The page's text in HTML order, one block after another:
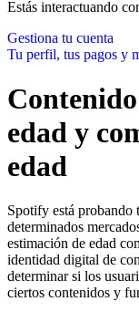
Estás interactuando
Gestiona tu cuenta
Tu perfil, tus pagos y
edad y
edad
Spotify está probando
determinados
estimación de edad
identidad digital de
determinar si los
ciertos contenidos y